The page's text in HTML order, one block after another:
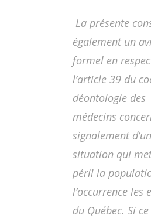
La présente
également un
formel en
l’article 39 du
déontologie des
médecins
signalement
situation qui
péril la
l’occurrence les
du Québec. Si